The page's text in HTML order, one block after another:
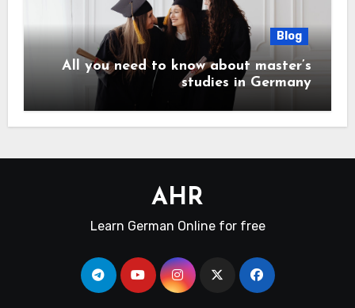
Blog
All you need to know about master’s
studies in Germany
AHR
Learn German Online for free